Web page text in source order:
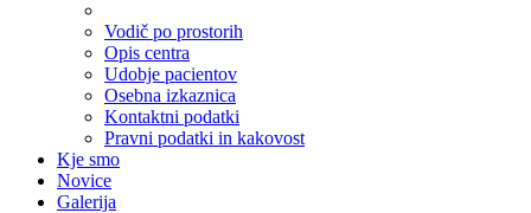
Vodič po prostorih
Opis centra
Udobje pacientov
Osebna izkaznica
Kontaktni podatki
Pravni podatki in kakovost
Kje smo
Novice
Galerija